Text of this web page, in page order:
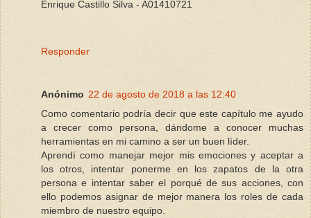
Enrique Castillo Silva - A01410721
Responder
Anónimo 22 de agosto de 2018 a las 12:40
Como comentario podría decir que este capítulo me ayudo
a crecer como persona, dándome a conocer muchas
herramientas en mi camino a ser un buen líder.
Aprendí como manejar mejor mis emociones y aceptar a
los otros, intentar ponerme en los zapatos de la otra
persona e intentar saber el porqué de sus acciones, con
ello podemos asignar de mejor manera los roles de cada
miembro de nuestro equipo.